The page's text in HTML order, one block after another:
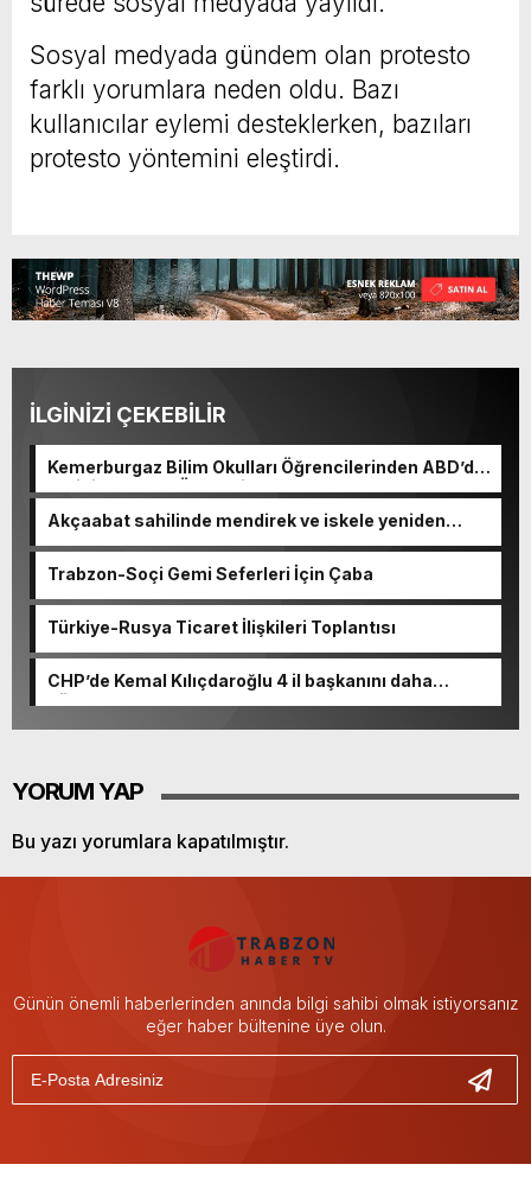
Sosyal medyada gündem olan protesto
farklı yorumlara neden oldu. Bazı
kullanıcılar eylemi desteklerken, bazıları
protesto yöntemini eleştirdi.
İLGİNİZİ ÇEKEBİLİR
Kemerburgaz Bilim Okulları Öğrencilerinden ABD’de
Tarihi Başarı: 6 Öğrenci 14 Madalya Kazandı
Akçaabat sahilinde mendirek ve iskele yeniden
Trabzon-Soçi Gemi Seferleri İçin Çaba
Türkiye-Rusya Ticaret İlişkileri Toplantısı
CHP’de Kemal Kılıçdaroğlu 4 il başkanını daha
görevden alacak
YORUM YAP
Bu yazı yorumlara kapatılmıştır.
Günün önemli haberlerinden anında bilgi sahibi olmak istiyorsanız
eğer haber bültenine üye olun.